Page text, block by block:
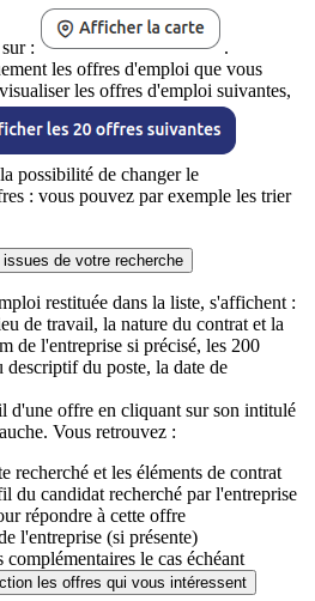
:
.
les offres d'emploi que vous
les offres d'emploi suivantes,
possibilité de changer le
: vous pouvez par exemple les trier
de votre recherche
restituée dans la liste, s'affichent :
de travail, la nature du contrat et la
de l'entreprise si précisé, les 200
descriptif du poste, la date de
d'une offre en cliquant sur son intitulé
Vous retrouvez :
recherché et les éléments de contrat
du candidat recherché par l'entreprise
répondre à cette offre
l'entreprise (si présente)
le cas échéant
les offres qui vous intéressent